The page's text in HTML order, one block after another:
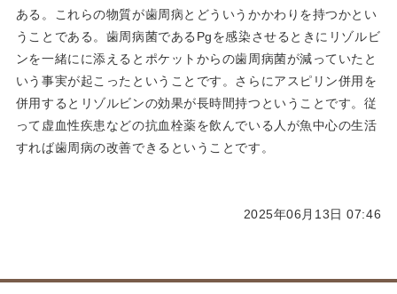
予約
ある。これらの物質が歯周病とどういうかかわりを持つかとい
うことである。歯周病菌であるPgを感染させるときにリゾルビ
ンを一緒にに添えるとポケットからの歯周病菌が減っていたと
いう事実が起こったということです。さらにアスピリン併用を
併用するとリゾルビンの効果が長時間持つということです。従
って虚血性疾患などの抗血栓薬を飲んでいる人が魚中心の生活
すれば歯周病の改善できるということです。
2025年06月13日 07:46